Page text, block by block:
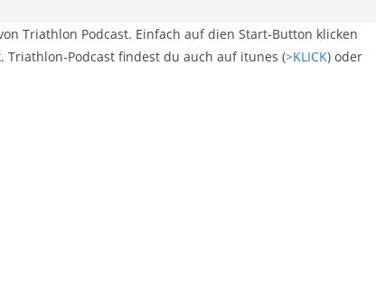
Triathlon Podcast. Einfach auf dien Start-Button klicken
Podcast findest du auch auf itunes (>KLICK) oder